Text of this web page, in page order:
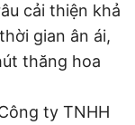
cải thiện khả
gian ân ái,
thăng hoa
ty TNHH